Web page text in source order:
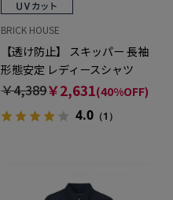
BRICK HOUSE
【透け防止】 スキッパー 長袖
形態安定 レディースシャツ
￥4,389￥2,631(40%OFF)
4.0 （1）